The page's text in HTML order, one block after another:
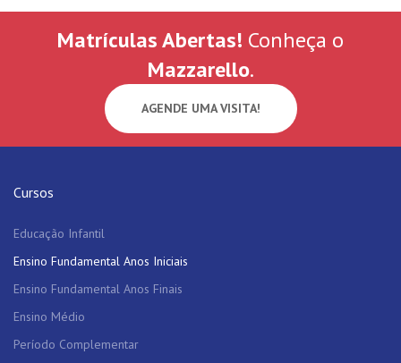
Matrículas Abertas! Conheça o
Mazzarello.
AGENDE UMA VISITA!
Cursos
Educação Infantil
Ensino Fundamental Anos Iniciais
Ensino Fundamental Anos Finais
Ensino Médio
Período Complementar